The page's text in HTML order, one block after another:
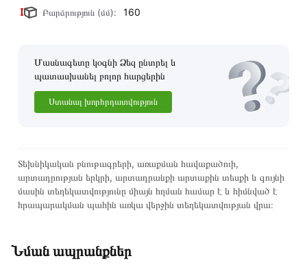
Բարձրություն (մմ): 160
Մասնագետը կօգնի Ձեզ ընտրել և
պատասխանել բոլոր հարցերին
Ստանալ խորհրդատվություն
Տեխնիկական բնութագրերի, առաքման հավաքածուի,
արտադրության երկրի, արտադրանքի արտաքին տեսքի և գույնի
մասին տեղեկատվությունը միայն հղման համար է և հիմնված է
հրապարակման պահին առկա վերջին տեղեկատվության վրա։
Նման ապրանքներ